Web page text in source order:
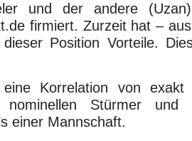
und der andere
firmiert. Zurzeit hat –
Position Vorteile.
Korrelation von
nominellen Stürmer und
einer Mannschaft.